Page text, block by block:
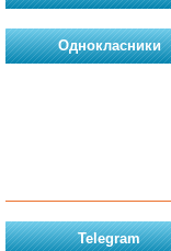
Однокласники
Telegram